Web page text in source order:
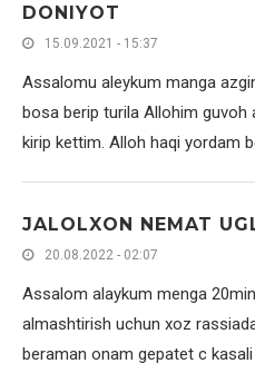
DONIYOT
15.09.2021 - 15:37
Assalomu aleykum manga
bosa berip turila Allohim guvoh
kirip kettim. Alloh haqi yordam
JALOLXON NEMAT
20.08.2022 - 02:07
Assalom alaykum menga
almashtirish uchun xoz
beraman onam gepatet c kasali